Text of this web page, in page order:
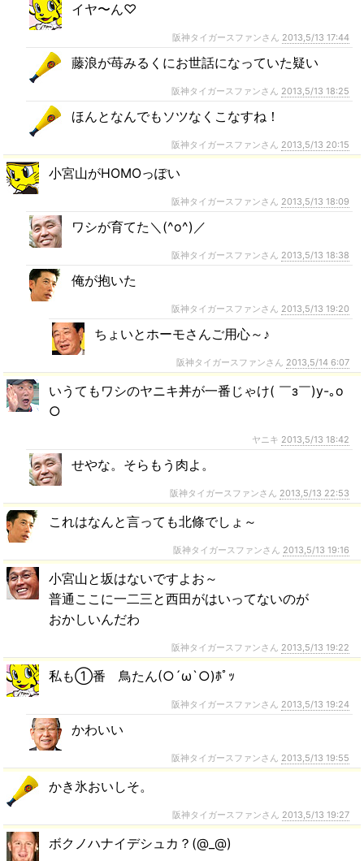
イヤ〜ん♡
阪神タイガースファンさん 2013,5/13 17:44
藤浪が苺みるくにお世話になっていた疑い
阪神タイガースファンさん 2013,5/13 18:25
ほんとなんでもソツなくこなすね！
阪神タイガースファンさん 2013,5/13 20:15
小宮山がHOMOっぽい
阪神タイガースファンさん 2013,5/13 18:09
ワシが育てた＼(^o^)／
阪神タイガースファンさん 2013,5/13 18:38
俺が抱いた
阪神タイガースファンさん 2013,5/13 19:20
ちょいとホーモさんご用心～♪
阪神タイガースファンさん 2013,5/14 6:07
いうてもワシのヤニキ丼が一番じゃけ( ￣з￣)y-｡o
○
ヤニキ 2013,5/13 18:42
せやな。そらもう肉よ。
阪神タイガースファンさん 2013,5/13 22:53
これはなんと言っても北條でしょ～
阪神タイガースファンさん 2013,5/13 19:16
小宮山と坂はないですよお～
普通ここに一二三と西田がはいってないのが
おかしいんだわ
阪神タイガースファンさん 2013,5/13 19:22
私も①番 鳥たん(○´ω`○)ﾎﾟｯ
阪神タイガースファンさん 2013,5/13 19:24
かわいい
阪神タイガースファンさん 2013,5/13 19:55
かき氷おいしそ。
阪神タイガースファンさん 2013,5/13 19:27
ボクノハナイデシュカ？(@_@)